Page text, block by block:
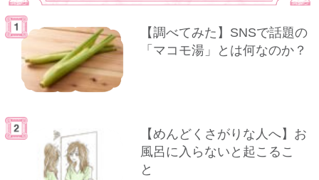
【調べてみた】SNSで話題の
「マコモ湯」とは何なのか？
【めんどくさがりな人へ】お
風呂に入らないと起こるこ
と